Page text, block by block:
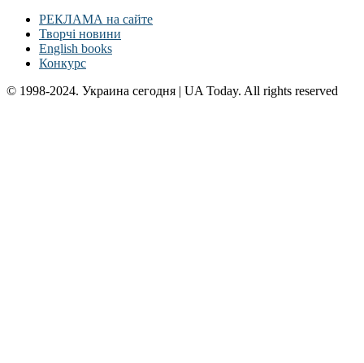
РЕКЛАМА на сайте
Творчі новини
English books
Конкурс
© 1998-2024. Украина сегодня | UA Today. All rights reserved